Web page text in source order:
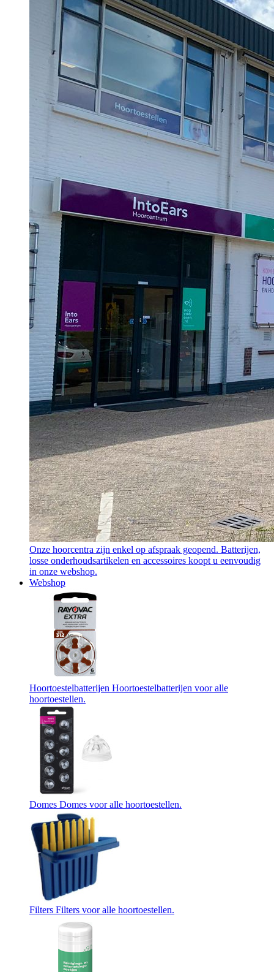
Onze hoorcentra zijn enkel op afspraak geopend. Batterijen,
losse onderhoudsartikelen en accessoires koopt u eenvoudig
in onze webshop.
Webshop
Hoortoestelbatterijen Hoortoestelbatterijen voor alle
hoortoestellen.
Domes Domes voor alle hoortoestellen.
Filters Filters voor alle hoortoestellen.